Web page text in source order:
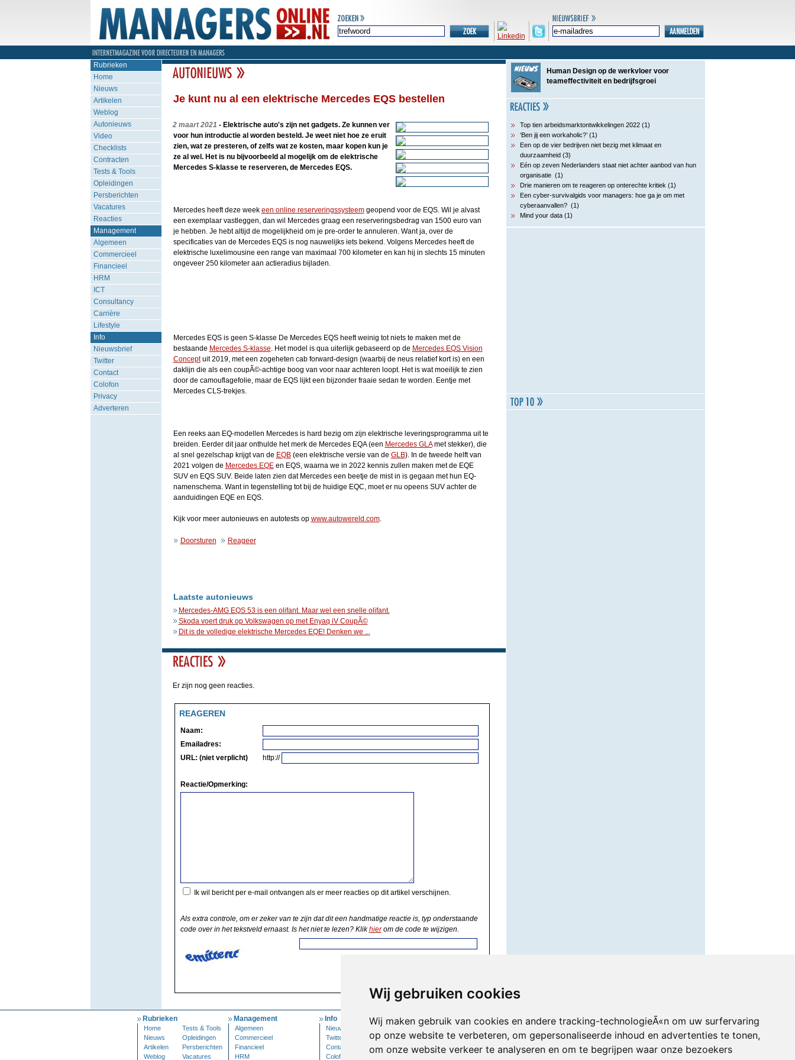
Wij gebruiken cookies
Wij maken gebruik van cookies en andere tracking-technologieÃ«n om uw surfervaring
op onze website te verbeteren, om gepersonaliseerde inhoud en advertenties te tonen,
om onze website verkeer te analyseren en om te begrijpen waar onze bezoekers
Rubrieken
Home
Nieuws
Artikelen
Weblog
Autonieuws
Video
Checklists
Contracten
Tests & Tools
Opleidingen
Persberichten
Vacatures
Reacties
Management
Algemeen
Commercieel
Financieel
HRM
ICT
Consultancy
Carrière
Lifestyle
Info
Nieuwsbrief
Twitter
Contact
Colofon
Privacy
Adverteren
Je kunt nu al een elektrische Mercedes EQS bestellen
2 maart 2021 - Elektrische auto's zijn net gadgets. Ze kunnen ver
voor hun introductie al worden besteld. Je weet niet hoe ze eruit
zien, wat ze presteren, of zelfs wat ze kosten, maar kopen kun je
ze al wel. Het is nu bijvoorbeeld al mogelijk om de elektrische
Mercedes S-klasse te reserveren, de Mercedes EQS.
Mercedes heeft deze week een online reserveringssysteemgeopend voor de EQS. Wil je alvast
een exemplaar vastleggen, dan wil Mercedes graag een reserveringsbedrag van 1500 euro van
je hebben. Je hebt altijd de mogelijkheid om je pre-order te annuleren. Want ja, over de
specificaties van de Mercedes EQS is nog nauwelijks iets bekend. Volgens Mercedes heeft de
elektrische luxelimousine een range van maximaal 700 kilometer en kan hij in slechts 15 minuten
ongeveer 250 kilometer aan actieradius bijladen.
Mercedes EQS is geen S-klasse De Mercedes EQS heeft weinig tot niets te maken met de
bestaande Mercedes S-klasse. Het model is qua uiterlijk gebaseerd op de Mercedes EQS Vision
Conceptuit 2019, met een zogeheten cab forward-design (waarbij de neus relatief kort is) en een
daklijn die als een coupÃ©-achtige boog van voor naar achteren loopt. Het is wat moeilijk te zien
door de camouflagefolie, maar de EQS lijkt een bijzonder fraaie sedan te worden. Eentje met
Mercedes CLS-trekjes.
Een reeks aan EQ-modellen Mercedes is hard bezig om zijn elektrische leveringsprogramma uit te
breiden. Eerder dit jaar onthulde het merk de Mercedes EQA (een Mercedes GLAmet stekker), die
al snel gezelschap krijgt van de EQB(een elektrische versie van de GLB). In de tweede helft van
2021 volgen de Mercedes EQEen EQS, waarna we in 2022 kennis zullen maken met de EQE
SUV en EQS SUV. Beide laten zien dat Mercedes een beetje de mist in is gegaan met hun EQ-
namenschema. Want in tegenstelling tot bij de huidige EQC, moet er nu opeens SUV achter de
aanduidingen EQE en EQS.
Kijk voor meer autonieuws en autotests op www.autowereld.com.
Doorsturen Reageer
Laatste autonieuws
Mercedes-AMG EQS 53 is een olifant. Maar wel een snelle olifant.
Skoda voert druk op Volkswagen op met Enyaq iV CoupÃ©
Dit is de volledige elektrische Mercedes EQE! Denken we ...
Er zijn nog geen reacties.
REAGEREN
Naam:
Emailadres:
URL: (niet verplicht)
http://
Reactie/Opmerking:
Ik wil bericht per e-mail ontvangen als er meer reacties op dit artikel verschijnen.
Als extra controle, om er zeker van te zijn dat dit een handmatige reactie is, typ onderstaande
code over in het tekstveld ernaast. Is het niet te lezen? Klikhierom de code te wijzigen.
Human Design op de werkvloer voor
teameffectiviteit en bedrijfsgroei
Top tien arbeidsmarktontwikkelingen 2022 (1)
‘Ben jij een workaholic?’ (1)
Een op de vier bedrijven niet bezig met klimaat en
duurzaamheid (3)
Eén op zeven Nederlanders staat niet achter aanbod van hun
organisatie (1)
Drie manieren om te reageren op onterechte kritiek (1)
Een cyber-survivalgids voor managers: hoe ga je om met
cyberaanvallen? (1)
Mind your data (1)
Rubrieken
Home
Tests & Tools
Nieuws
Opleidingen
Artikelen
Persberichten
Weblog
Vacatures
Management
Algemeen
Commercieel
Financieel
HRM
Info
Nieuwsbrief
Twitter
Contact
Colofon
Mijn Account
Inloggen